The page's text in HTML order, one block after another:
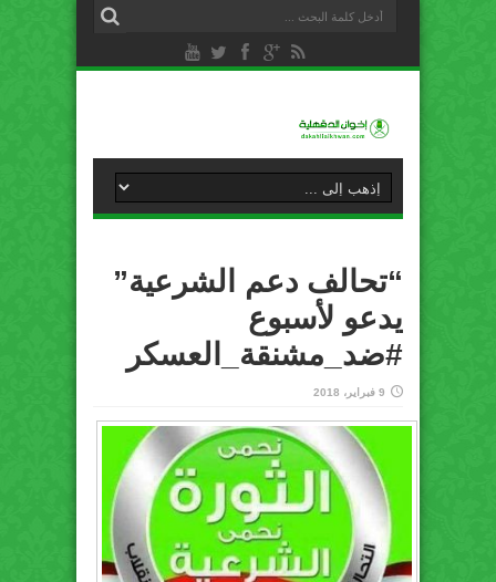
“تحالف دعم الشرعية”
يدعو لأسبوع
#ضد_مشنقة_العسكر
9 فبراير، 2018